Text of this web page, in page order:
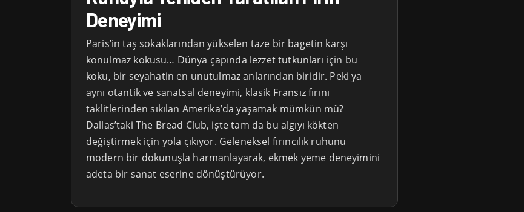
Deneyimi
Paris’in taş sokaklarından yükselen taze bir bagetin karşı
konulmaz kokusu… Dünya çapında lezzet tutkunları için bu
koku, bir seyahatin en unutulmaz anlarından biridir. Peki ya
aynı otantik ve sanatsal deneyimi, klasik Fransız fırını
taklitlerinden sıkılan Amerika’da yaşamak mümkün mü?
Dallas’taki The Bread Club, işte tam da bu algıyı kökten
değiştirmek için yola çıkıyor. Geleneksel fırıncılık ruhunu
modern bir dokunuşla harmanlayarak, ekmek yeme deneyimini
adeta bir sanat eserine dönüştürüyor.